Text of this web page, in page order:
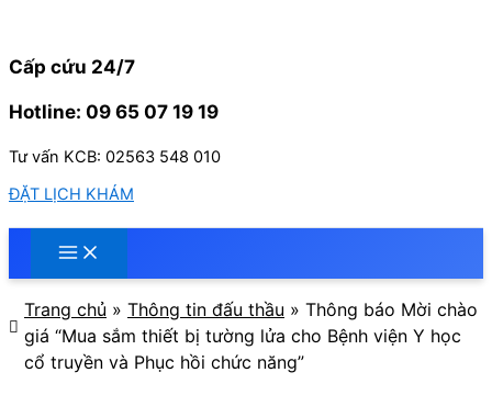
nội
Cấp cứu 24/7
Hotline: 09 65 07 19 19
Tư vấn KCB: 02563 548 010
ĐẶT LỊCH KHÁM
Trang chủ » Thông tin đấu thầu » Thông báo Mời chào
giá “Mua sắm thiết bị tường lửa cho Bệnh viện Y học
cổ truyền và Phục hồi chức năng”